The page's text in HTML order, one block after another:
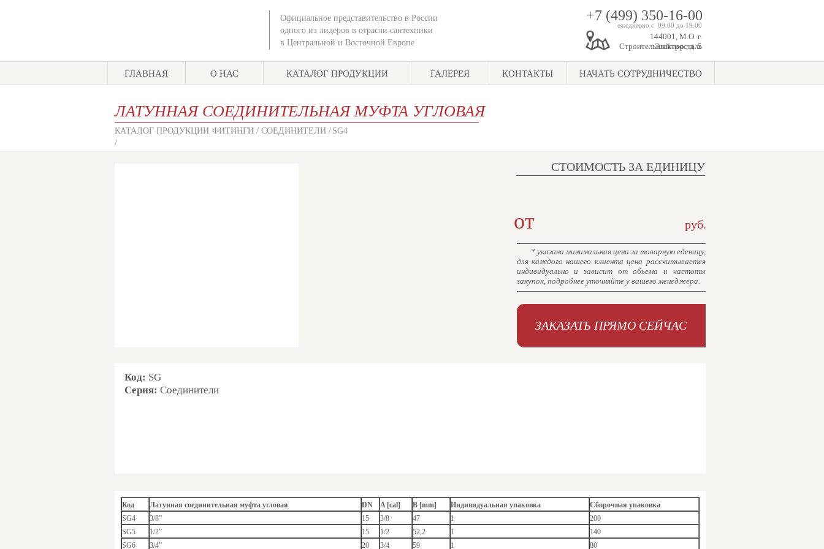
Официальное представительство в России
одного из лидеров в отрасли сантехники
в Центральной и Восточной Европе
+7 (499) 350-16-00
144001, М.О. г.
Электросталь
ежедневно с 09.00 до 19.00
Строительный пер., д. 5
ГЛАВНАЯ О НАС КАТАЛОГ ПРОДУКЦИИ ГАЛЕРЕЯ КОНТАКТЫ НАЧАТЬ СОТРУДНИЧЕСТВО
ЛАТУННАЯ СОЕДИНИТЕЛЬНАЯ МУФТА УГЛОВАЯ
КАТАЛОГ ПРОДУКЦИИ
/
ФИТИНГИ / СОЕДИНИТЕЛИ / SG4
от руб.
ЗАКАЗАТЬ ПРЯМО СЕЙЧАС
СТОИМОСТЬ ЗА ЕДИНИЦУ
* указана минимальная цена за товарную еденицу,
для каждого нашего клиента цена рассчитывается
индивидуально и зависит от обьема и частоты
закупок, подробнее уточняйте у вашего менеджера.
Код: SG
Серия: Соединители
Код Латунная соединительная муфта угловая DN A [cal] B [mm] Индивидуальная упаковка
Сборочная упаковка
SG4
3/8” 15 3/8 47 1
200
SG5
1/2” 15 1/2 52,2 1
140
SG6
3/4” 20 3/4 59 1 80